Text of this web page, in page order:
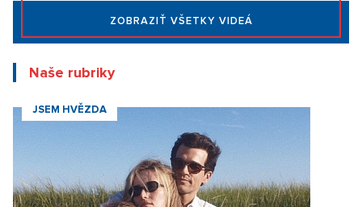
ZOBRAZIŤ VŠETKY VIDEÁ
Naše rubriky
JSEM HVĚZDA